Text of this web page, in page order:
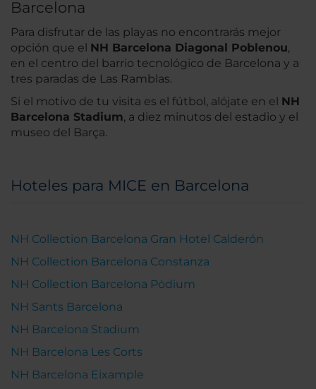
Barcelona
Para disfrutar de las playas no encontrarás mejor
opción que el NH Barcelona Diagonal Poblenou,
en el centro del barrio tecnológico de Barcelona y a
tres paradas de Las Ramblas.
Si el motivo de tu visita es el fútbol, alójate en el NH
Barcelona Stadium, a diez minutos del estadio y el
museo del Barça.
Hoteles para MICE en Barcelona
NH Collection Barcelona Gran Hotel Calderón
NH Collection Barcelona Constanza
NH Collection Barcelona Pódium
NH Sants Barcelona
NH Barcelona Stadium
NH Barcelona Les Corts
NH Barcelona Eixample